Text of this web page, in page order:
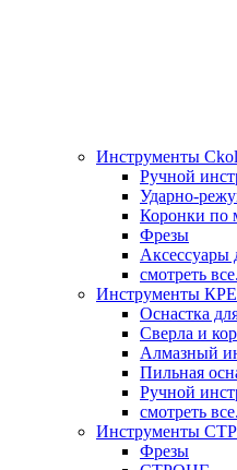
Инструменты
Ручной
Коронки по
Фрезы
Аксессуары
смотреть
Инструменты
Оснастка
Сверла и
Алмазный
Пильная
Ручной
смотреть
Инструменты
Фрезы